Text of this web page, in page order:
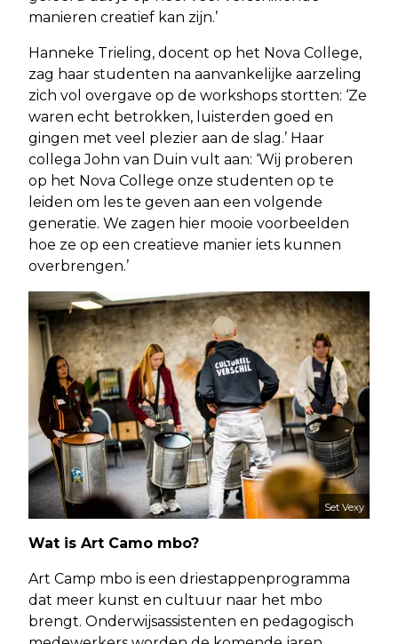
manieren creatief kan zijn.’
Hanneke Trieling, docent op het Nova College,
zag haar studenten na aanvankelijke aarzeling
zich vol overgave op de workshops stortten: ‘Ze
waren echt betrokken, luisterden goed en
gingen met veel plezier aan de slag.’ Haar
collega John van Duin vult aan: ‘Wij proberen
op het Nova College onze studenten op te
leiden om les te geven aan een volgende
generatie. We zagen hier mooie voorbeelden
hoe ze op een creatieve manier iets kunnen
overbrengen.’
Set Vexy
Wat is Art Camo mbo?
Art Camp mbo is een driestappenprogramma
dat meer kunst en cultuur naar het mbo
brengt. Onderwijsassistenten en pedagogisch